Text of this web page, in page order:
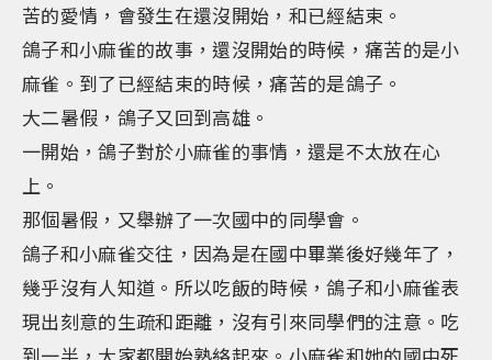
苦的愛情，會發生在還沒開始，和已經結束。
鴿子和小麻雀的故事，還沒開始的時候，痛苦的是小
麻雀。到了已經結束的時候，痛苦的是鴿子。
大二暑假，鴿子又回到高雄。
一開始，鴿子對於小麻雀的事情，還是不太放在心
上。
那個暑假，又舉辦了一次國中的同學會。
鴿子和小麻雀交往，因為是在國中畢業後好幾年了，
幾乎沒有人知道。所以吃飯的時候，鴿子和小麻雀表
現出刻意的生疏和距離，沒有引來同學們的注意。吃